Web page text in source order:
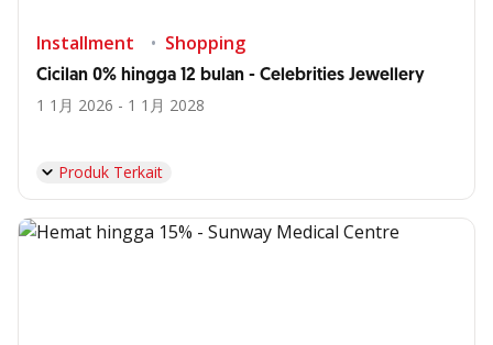
Installment Shopping
Cicilan 0% hingga 12 bulan - Celebrities Jewellery
1 1月 2026 - 1 1月 2028
Produk Terkait